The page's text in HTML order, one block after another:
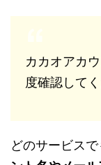
カカオアカ
度確認してく
どのサービスで